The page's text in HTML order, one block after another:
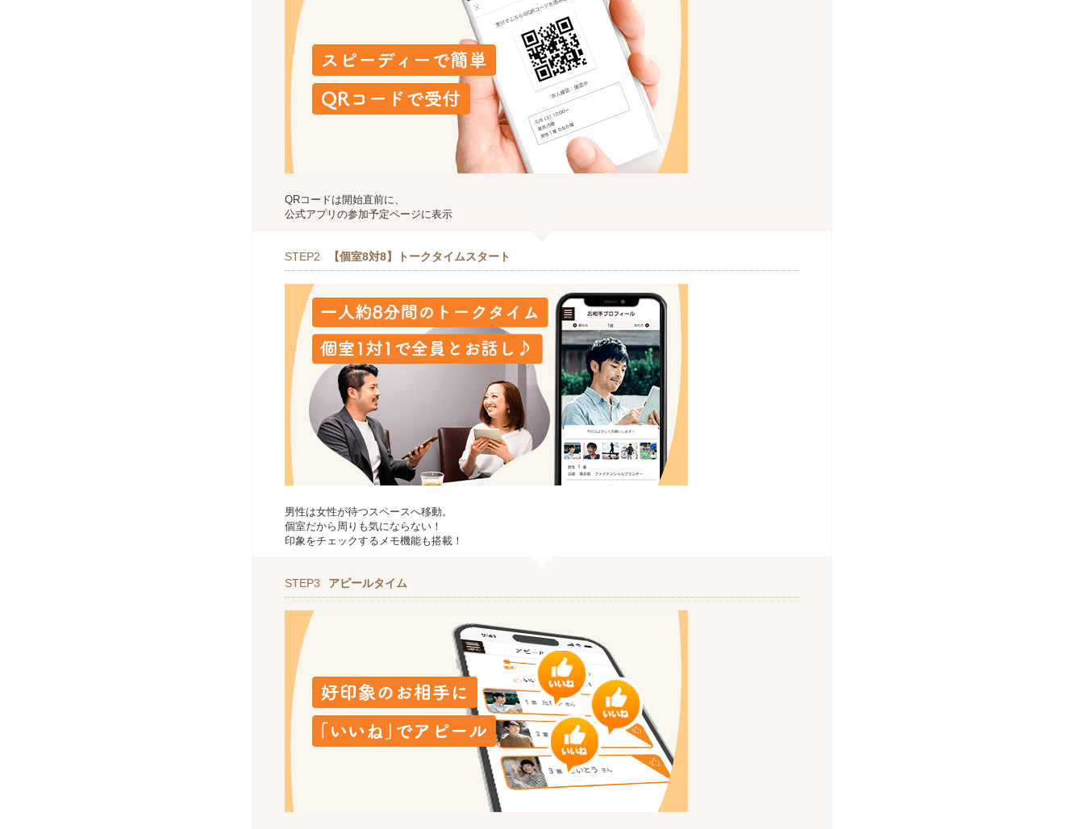
QRコードは開始直前に、
公式アプリの参加予定ページに表示
STEP2 【個室8対8】トークタイムスタート
男性は女性が待つスペースへ移動。
個室だから周りも気にならない！
印象をチェックするメモ機能も搭載！
STEP3 アピールタイム